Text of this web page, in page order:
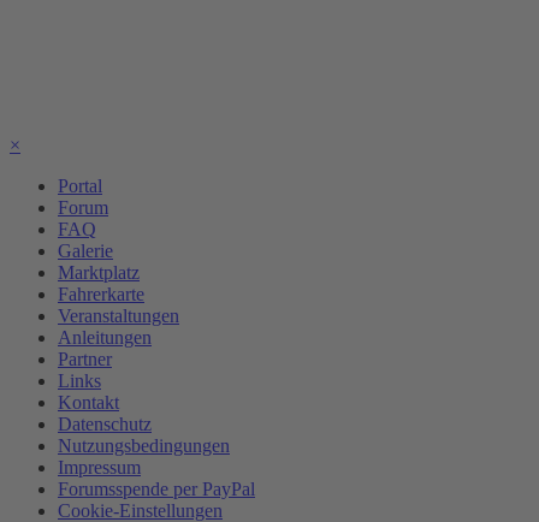
×
Portal
Forum
FAQ
Galerie
Marktplatz
Fahrerkarte
Veranstaltungen
Anleitungen
Partner
Links
Kontakt
Datenschutz
Nutzungsbedingungen
Impressum
Forumsspende per PayPal
Cookie-Einstellungen